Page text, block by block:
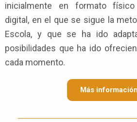
inicialmente en formato
digital, en el que se sigue la
Escola, y que se ha ido
posibilidades que ha ido
cada momento.
Más información